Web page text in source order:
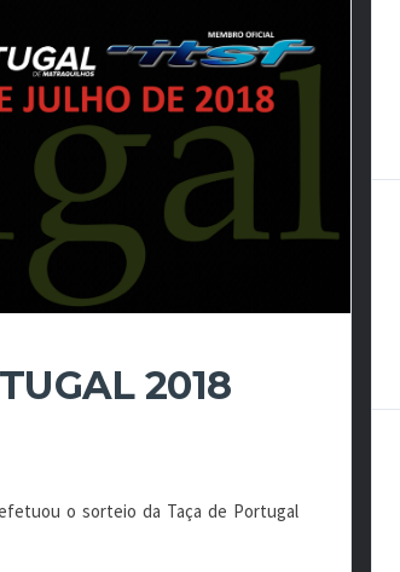
2018
o sorteio da Taça de Portugal